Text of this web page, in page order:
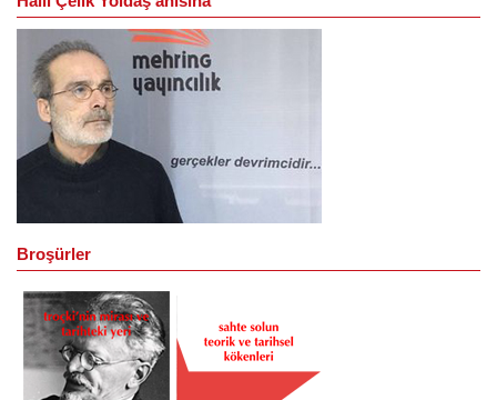
Broşürler